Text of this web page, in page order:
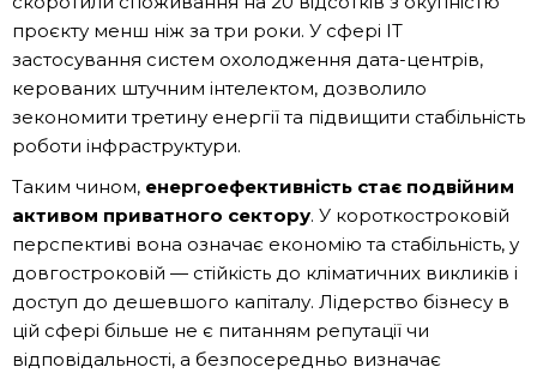
проєкту менш ніж за три роки. У сфері ІТ
застосування систем охолодження дата-центрів,
керованих штучним інтелектом, дозволило
зекономити третину енергії та підвищити стабільність
роботи інфраструктури.
Таким чином, енергоефективність стає подвійним
активом приватного сектору. У короткостроковій
перспективі вона означає економію та стабільність, у
довгостроковій — стійкість до кліматичних викликів і
доступ до дешевшого капіталу. Лідерство бізнесу в
цій сфері більше не є питанням репутації чи
відповідальності, а безпосередньо визначає